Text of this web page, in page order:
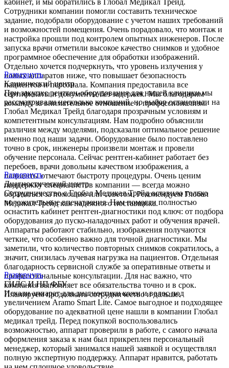
кабинет, и мы обратились в Глобал Медикал Трейд.
Сотрудники компании помогли составить техническое
задание, подобрали оборудование с учетом наших требований
и возможностей помещения. Очень порадовало, что монтаж и
настройка прошли под контролем опытных инженеров. После
запуска врачи отметили высокое качество снимков и удобное
программное обеспечение для обработки изображений.
Отдельно хочется подчеркнуть, что уровень излучения у
новых аппаратов ниже, что повышает безопасность
пациентов и персонала. Компания предоставила все
сертификаты и документы без задержек. Мы благодарим
команду за внимательное отношение и профессионализм.
Развернуть
Клинический центр
При закупке рентген-оборудования для нашей клиники мы
рассматривали несколько компаний, но выбор остановили на
Глобал Медикал Трейд благодаря прозрачным условиям и
компетентным консультациям. Нам подробно объяснили
различия между моделями, подсказали оптимальное решение
именно под наши задачи. Оборудование было поставлено
точно в срок, инженеры произвели монтаж и провели
обучение персонала. Сейчас рентген-кабинет работает без
перебоев, врачи довольны качеством изображения, а
пациенты отмечают быстроту процедуры. Очень ценим
поддержку специалистов компании — всегда можно
обратиться за помощью или советом. Рекомендуем Глобал
Медикал Трейд как надежного поставщика.
Развернуть
Диагностический центр
Сотрудничество с Глобал Медикал Трейд оставило только
положительные впечатления. Нам помогли полностью
оснастить кабинет рентген-диагностики под ключ: от подбора
оборудования до пуско-наладочных работ и обучения врачей.
Аппараты работают стабильно, изображения получаются
четкие, что особенно важно для точной диагностики. Мы
заметили, что количество повторных снимков сократилось, а
значит, снизилась лучевая нагрузка на пациентов. Отдельная
благодарность сервисной службе за оперативные ответы и
профессиональные консультации. Для нас важно, что
компания выполняет все обязательства точно и в срок.
Планируем продолжать сотрудничество и дальше.
Развернуть
ГИЛС И НП ФБУ
Искали аппарат для диагностики кожи и волос под
увеличением Aramo Smart Lite. Самое выгодное и подходящее
оборудование по адекватной цене нашли в компании Глобал
медикал трейд. Перед покупкой воспользовались
возможностью, аппарат проверили в работе, с самого начала
оформления заказа к нам был прикреплен персональный
менеджер, который занимался нашей заявкой и осуществлял
полную экспертную поддержку. Аппарат нравится, работать